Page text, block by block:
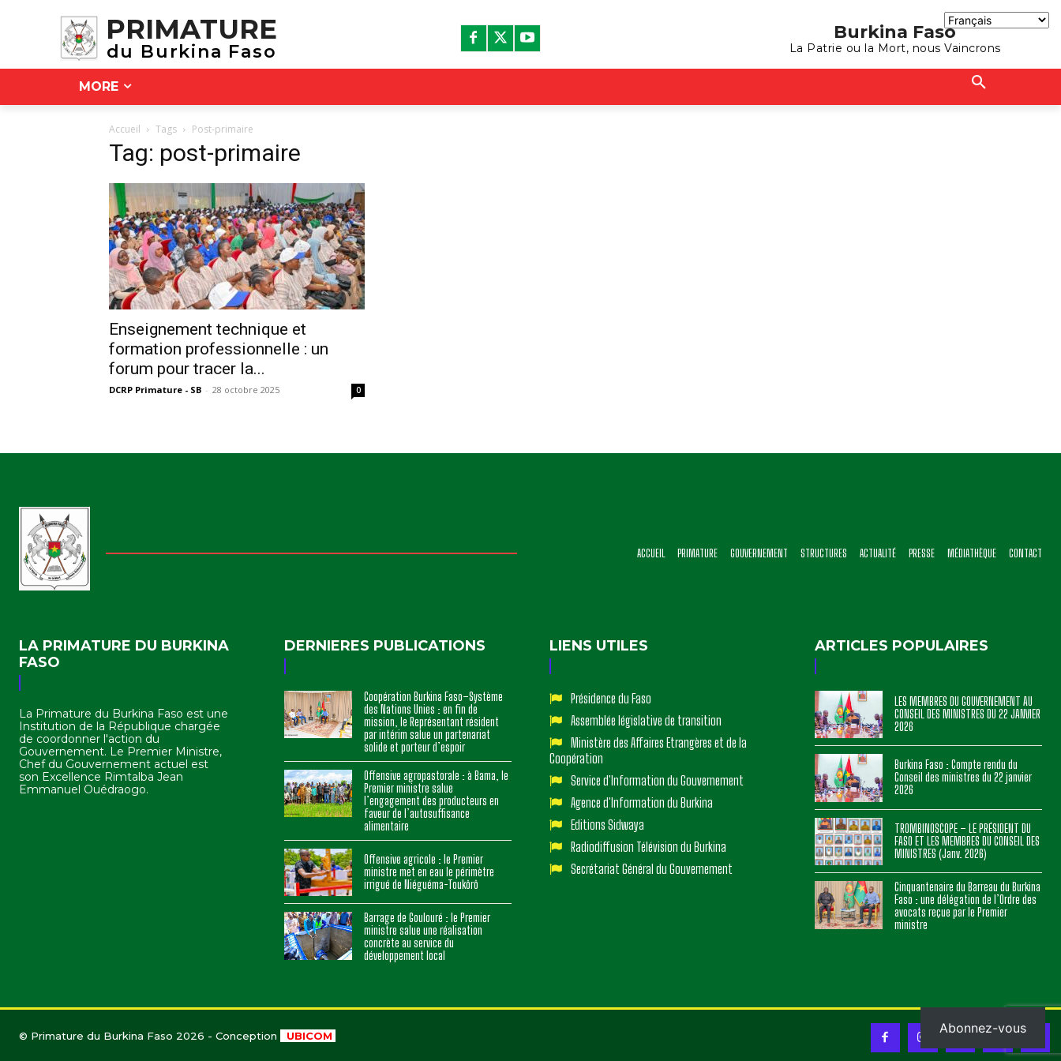
PRIMATURE
du Burkina Faso
Burkina Faso
La Patrie ou la Mort, nous Vaincrons
MORE
Accueil Tags Post-primaire
Tag: post-primaire
Enseignement technique et
formation professionnelle : un
forum pour tracer la...
DCRP Primature - SB - 28 octobre 2025 0
ACCUEIL PRIMATURE GOUVERNEMENT STRUCTURES ACTUALITÉ PRESSE MÉDIATHÈQUE CONTACT
LA PRIMATURE DU BURKINA
FASO
La Primature du Burkina Faso est une
Institution de la République chargée
de coordonner l'action du
Gouvernement. Le Premier Ministre,
Chef du Gouvernement actuel est
son Excellence Rimtalba Jean
Emmanuel Ouédraogo.
DERNIERES PUBLICATIONS
Coopération Burkina Faso–Système
des Nations Unies : en fin de
mission, le Représentant résident
par intérim salue un partenariat
solide et porteur d’espoir
Offensive agropastorale : à Bama, le
Premier ministre salue
l’engagement des producteurs en
faveur de l’autosuffisance
alimentaire
Offensive agricole : le Premier
ministre met en eau le périmètre
irrigué de Niéguéma-Toukôrô
Barrage de Goulouré : le Premier
ministre salue une réalisation
concrète au service du
développement local
LIENS UTILES
Présidence du Faso
Assemblée législative de transition
Ministère des Affaires Etrangères et de la
Coopération
Service d'Information du Gouvernement
Agence d'Information du Burkina
Editions Sidwaya
Radiodiffusion Télévision du Burkina
Secrétariat Général du Gouvernement
ARTICLES POPULAIRES
LES MEMBRES DU GOUVERNEMENT AU
CONSEIL DES MINISTRES DU 22 JANVIER
2026
Burkina Faso : Compte rendu du
Conseil des ministres du 22 janvier
2026
TROMBINOSCOPE – LE PRÉSIDENT DU
FASO ET LES MEMBRES DU CONSEIL DES
MINISTRES (Janv. 2026)
Cinquantenaire du Barreau du Burkina
Faso : une délégation de l’Ordre des
avocats reçue par le Premier
ministre
© Primature du Burkina Faso 2026 - Conception UBICOM Abonnez-vous